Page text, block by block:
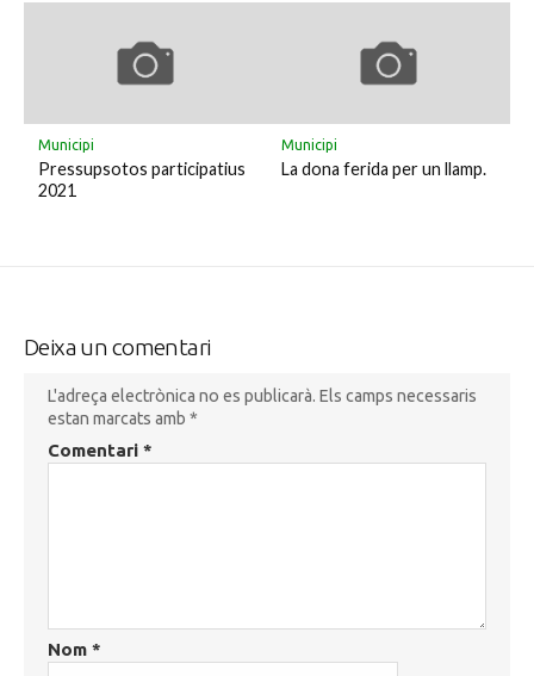
Municipi
Pressupsotos participatius
2021
Municipi
La dona ferida per un llamp.
Deixa un comentari
L'adreça electrònica no es publicarà. Els camps necessaris
estan marcats amb *
Comentari *
Nom *